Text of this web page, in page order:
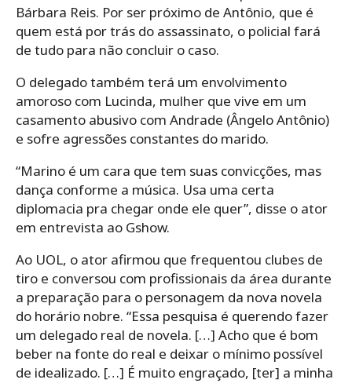
Bárbara Reis. Por ser próximo de Antônio, que é
quem está por trás do assassinato, o policial fará
de tudo para não concluir o caso.
O delegado também terá um envolvimento
amoroso com Lucinda, mulher que vive em um
casamento abusivo com Andrade (Ângelo Antônio)
e sofre agressões constantes do marido.
“Marino é um cara que tem suas convicções, mas
dança conforme a música. Usa uma certa
diplomacia pra chegar onde ele quer”, disse o ator
em entrevista ao Gshow.
Ao UOL, o ator afirmou que frequentou clubes de
tiro e conversou com profissionais da área durante
a preparação para o personagem da nova novela
do horário nobre. “Essa pesquisa é querendo fazer
um delegado real de novela. […] Acho que é bom
beber na fonte do real e deixar o mínimo possível
de idealizado. […] É muito engraçado, [ter] a minha